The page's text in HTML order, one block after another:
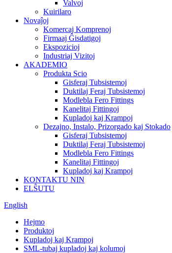
Valvoj
Kuirilaro
Novaĵoj
Komercaj Komprenoj
Firmaaj Ĝisdatigoj
Ekspozicioj
Industriaj Vizitoj
AKADEMIO
Produkta Scio
Gisferaj Tubsistemoj
Duktilaj Feraj Tubsistemoj
Modlebla Fero Fittings
Kanelitaj Fittingoj
Kupladoj kaj Krampoj
Dezajno, Instalo, Prizorgado kaj Stokado
Gisferaj Tubsistemoj
Duktilaj Feraj Tubsistemoj
Modlebla Fero Fittings
Kanelitaj Fittingoj
Kupladoj kaj Krampoj
KONTAKTU NIN
ELŜUTU
English
Hejmo
Produktoj
Kupladoj kaj Krampoj
SML-tubaj kupladoj kaj kolumoj